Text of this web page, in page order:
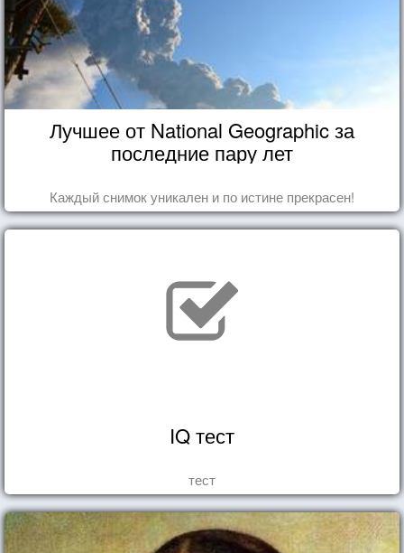
Лучшее от National Geographic за
последние пару лет
Каждый снимок уникален и по истине прекрасен!
IQ тест
тест